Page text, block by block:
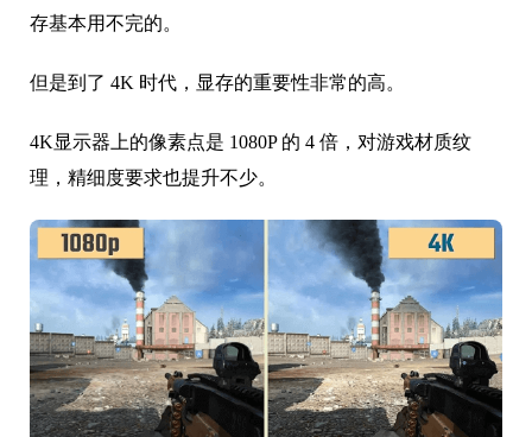
存基本用不完的。
但是到了 4K 时代，显存的重要性非常的高。
4K显示器上的像素点是 1080P 的 4 倍，对游戏材质纹
理，精细度要求也提升不少。